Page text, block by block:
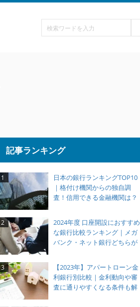
記事ランキング
1
日本の銀行ランキングTOP10
｜格付け機関からの独自調
査！信用できる金融機関は？
2
2024年度 口座開設におすすめ
な銀行比較ランキング｜メガ
バンク・ネット銀行どちらが
3
【2023年】アパートローン金
利銀行別比較｜金利動向や審
査に通りやすくなる条件も解